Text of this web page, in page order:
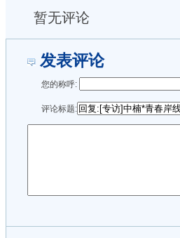
暂无评论
发表评论
您的称呼:
评论标题: